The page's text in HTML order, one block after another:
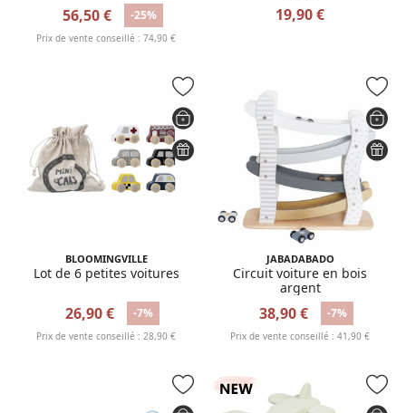
56,50 € -25%
Prix de vente conseillé : 74,90 €
19,90 €
BLOOMINGVILLE
Lot de 6 petites voitures
26,90 € -7%
Prix de vente conseillé : 28,90 €
JABADABADO
Circuit voiture en bois
argent
38,90 € -7%
Prix de vente conseillé : 41,90 €